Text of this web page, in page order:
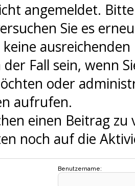
angemeldet.
Sie es
keine
der Fall sein, wenn
oder
aufrufen.
einen Beitrag
noch auf die
Benutzername: